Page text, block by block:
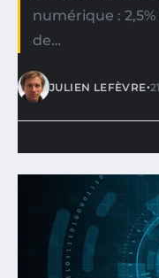
numérique :
de…
JULIEN LEFÈVRE•